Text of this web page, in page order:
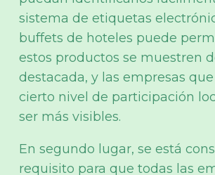
sistema de etiquetas
buffets de hoteles puede
estos productos se muestren
destacada, y las empresas
cierto nivel de participación
ser más visibles.
En segundo lugar, se está
requisito para que todas las